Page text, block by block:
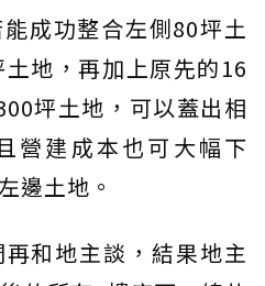
成功整合左側80坪土
地，再加上原先的16
坪土地，可以蓋出相
營建成本也可大幅下
邊土地。
和地主談，結果地主